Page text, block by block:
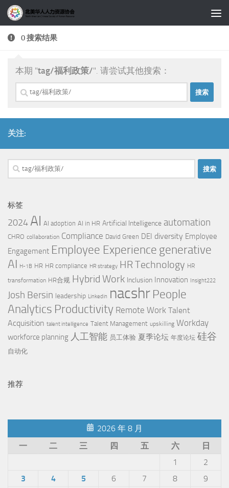
跳至内容
0 搜索结果
本期 "tag/福利政策/". 请尝试其他搜索：
搜
索：
关注:
搜
索：
标签
2024 AI AI adoption AI in HR Artificial Intelligence automation
CHRO collaboration Compliance David Green DEI diversity Employee
Engagement Employee Experience generative
AI H-1B HR HR compliance HR strategy HR Technology HR
transformation HR合规 Hybrid Work Inclusion Innovation Insight222
Josh Bersin leadership Linkedin nacshr People
Analytics Productivity Remote Work Talent
Acquisition talent intelligence Talent Management upskilling Workday
workforce planning 人工智能 员工体验 夏季论坛 年度论坛 硅谷
自动化
推荐
2026 年 8 月
一
二 三 四 五 六
日
1
2
3
4 5 6 7 8
9